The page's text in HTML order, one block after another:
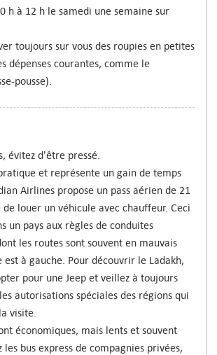
h à 12 h le samedi une semaine sur
toujours sur vous des roupies en petites
dépenses courantes, comme le
pousse).
évitez d'être pressé.
et représente un gain de temps
Airlines propose un pass aérien de 21
louer un véhicule avec chauffeur. Ceci
un pays aux règles de conduites
les routes sont souvent en mauvais
à gauche. Pour découvrir le Ladakh,
pour une Jeep et veillez à toujours
autorisations spéciales des régions qui
visite.
économiques, mais lents et souvent
les bus express de compagnies privées,